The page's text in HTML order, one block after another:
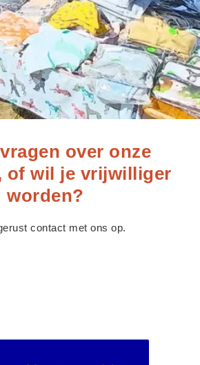
over onze
of wil je vrijwilliger
worden?
contact met ons op.